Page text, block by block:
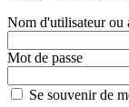
Nom d'utilisateur ou
Mot de passe
Se souvenir de